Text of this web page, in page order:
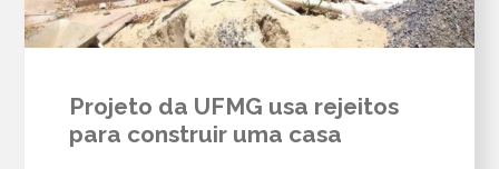
Projeto da UFMG usa rejeitos
para construir uma casa